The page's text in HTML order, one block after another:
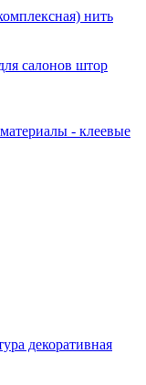
нить
салонов штор
- клеевые
декоративная